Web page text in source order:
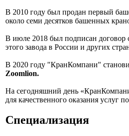
В 2010 году был продан первый
около семи десятков башенных
В июле 2018 был подписан договор
этого завода в России и других
В 2020 году "КранКомпани"
Zoomlion.
На сегодняшний день
для качественного оказания услуг
Cпециализация